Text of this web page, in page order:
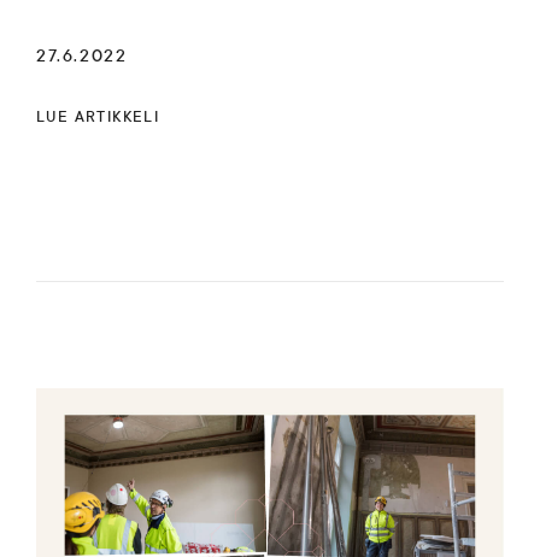
27.6.2022
LUE ARTIKKELI